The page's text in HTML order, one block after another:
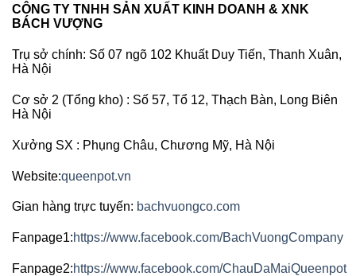
CÔNG TY TNHH SẢN XUẤT KINH DOANH & XNK
BÁCH VƯỢNG
Trụ sở chính: Số 07 ngõ 102 Khuất Duy Tiến, Thanh Xuân,
Hà Nội
Cơ sở 2 (Tổng kho) : Số 57, Tổ 12, Thạch Bàn, Long Biên
Hà Nội
Xưởng SX : Phụng Châu, Chương Mỹ, Hà Nội
Website:queenpot.vn
Gian hàng trực tuyến: bachvuongco.com
Fanpage1:https://www.facebook.com/BachVuongCompany
Fanpage2:https://www.facebook.com/ChauDaMaiQueenpot